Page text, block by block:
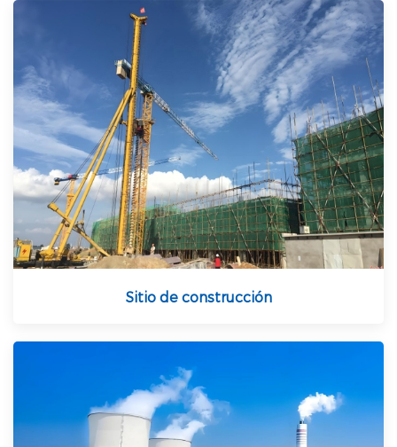
Sitio de construcción